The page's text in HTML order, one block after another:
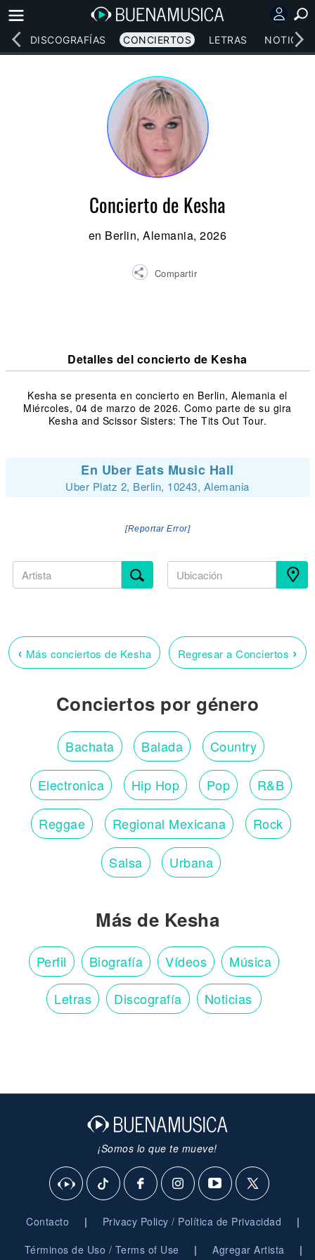
DISCOGRAFÍAS CONCIERTOS LETRAS NOTICIAS
Concierto de Kesha
en Berlin, Alemania, 2026
Compartir
Detalles del concierto de Kesha
Kesha se presenta en concierto en Berlin, Alemania el
Miércoles, 04 de marzo de 2026. Como parte de su gira
Kesha and Scissor Sisters: The Tits Out Tour.
En Uber Eats Music Hall
Uber Platz 2, Berlin, 10243, Alemania
[Reportar Error]
‹ Más conciertos de Kesha Regresar a Conciertos ›
Conciertos por género
Bachata Balada Country
Electronica Hip Hop Pop R&B
Reggae Regional Mexicana Rock
Salsa Urbana
Más de Kesha
Perfil Biografía Vídeos Música
Letras Discografía Noticias
¡Somos lo que te mueve!
Contacto | Privacy Policy / Política de Privacidad |
Términos de Uso / Terms of Use | Agregar Artista |